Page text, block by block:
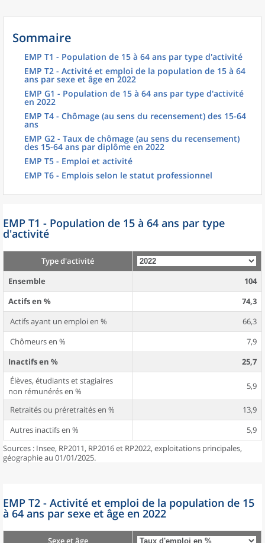
Sommaire
EMP T1 - Population de 15 à 64 ans par type d'activité
EMP T2 - Activité et emploi de la population de 15 à 64
ans par sexe et âge en 2022
EMP G1 - Population de 15 à 64 ans par type d'activité
en 2022
EMP T4 - Chômage (au sens du recensement) des 15-64
ans
EMP G2 - Taux de chômage (au sens du recensement)
des 15-64 ans par diplôme en 2022
EMP T5 - Emploi et activité
EMP T6 - Emplois selon le statut professionnel
EMP T1 - Population de 15 à 64 ans par type
d'activité
Type d'activité
Ensemble
104
Actifs en %
74,3
Actifs ayant un emploi en %
66,3
Chômeurs en %
7,9
Inactifs en %
25,7
Élèves, étudiants et stagiaires
non rémunérés en %
5,9
Retraités ou préretraités en %
13,9
Autres inactifs en %
5,9
Sources : Insee, RP2011, RP2016 et RP2022, exploitations principales,
géographie au 01/01/2025.
EMP T2 - Activité et emploi de la population de 15
à 64 ans par sexe et âge en 2022
Sexe et âge